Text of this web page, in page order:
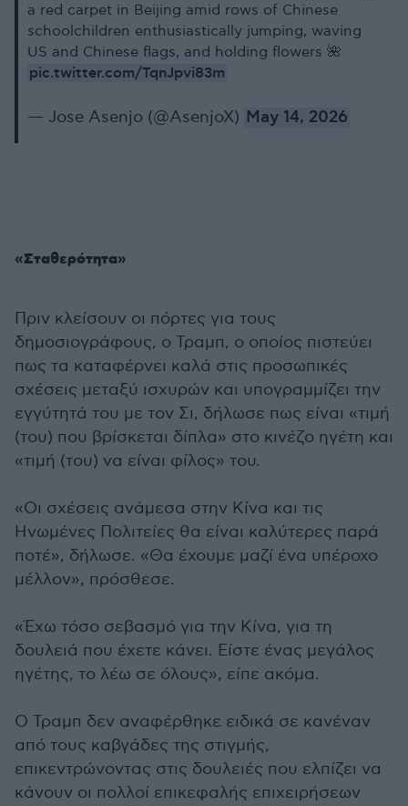
a red carpet in Beijing amid rows of Chinese
schoolchildren enthusiastically jumping, waving
US and Chinese flags, and holding flowers 🌺
pic.twitter.com/TqnJpvi83m
— Jose Asenjo (@AsenjoX) May 14, 2026
«Σταθερότητα»
Πριν κλείσουν οι πόρτες για τους
δημοσιογράφους, ο Τραμπ, ο οποίος πιστεύει
πως τα καταφέρνει καλά στις προσωπικές
σχέσεις μεταξύ ισχυρών και υπογραμμίζει την
εγγύτητά του με τον Σι, δήλωσε πως είναι «τιμή
(του) που βρίσκεται δίπλα» στο κινέζο ηγέτη και
«τιμή (του) να είναι φίλος» του.
«Οι σχέσεις ανάμεσα στην Κίνα και τις
Ηνωμένες Πολιτείες θα είναι καλύτερες παρά
ποτέ», δήλωσε. «Θα έχουμε μαζί ένα υπέροχο
μέλλον», πρόσθεσε.
«Έχω τόσο σεβασμό για την Κίνα, για τη
δουλειά που έχετε κάνει. Είστε ένας μεγάλος
ηγέτης, το λέω σε όλους», είπε ακόμα.
Ο Τραμπ δεν αναφέρθηκε ειδικά σε κανέναν
από τους καβγάδες της στιγμής,
επικεντρώνοντας στις δουλειές που ελπίζει να
κάνουν οι πολλοί επικεφαλής επιχειρήσεων